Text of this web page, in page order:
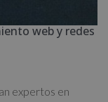
web y redes
expertos en